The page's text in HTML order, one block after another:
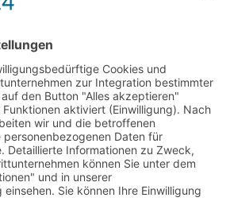
e.V.
München, Sozialreferat
jetzt
Newsletter!